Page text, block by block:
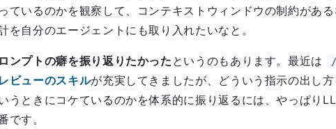
ているのかを観察して、コンテキストウィンドウの制約があ
を自分のエージェントにも取り入れたいなと。
ンプトの癖を振り返りたかったというのもあります。最近は
ビューのスキルが充実してきましたが、どういう指示の出し
うときにコケているのかを体系的に振り返るには、やっぱり
です。